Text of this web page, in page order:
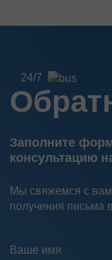
24/7
Заполните
консультацию
Мы свяжемся с
получения письма